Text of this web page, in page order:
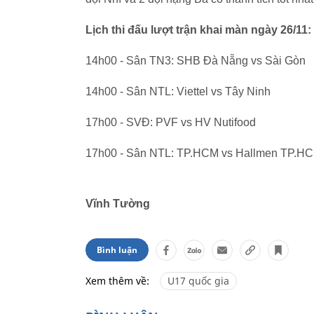
Lịch thi đấu lượt trận khai màn ngày 26/11:
14h00 - Sân TN3: SHB Đà Nẵng vs Sài Gòn
14h00 - Sân NTL: Viettel vs Tây Ninh
17h00 - SVĐ: PVF vs HV Nutifood
17h00 - Sân NTL: TP.HCM vs Hallmen
Vĩnh Tường
Bình luận
Xem thêm về: U17 quốc gia